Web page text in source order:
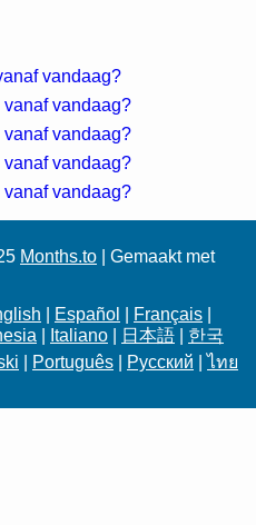
vandaag?
vandaag?
vandaag?
vandaag?
vandaag?
Months.to | Gemaakt met
Español Français
Italiano 日本語
한국
Português Русский |ไทย